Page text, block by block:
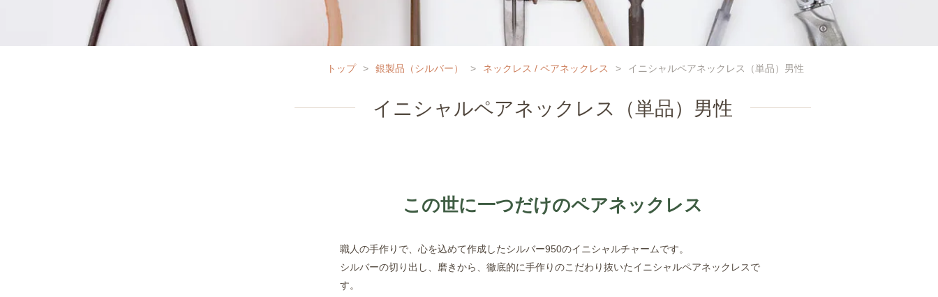
トップ > 銀製品（シルバー） > ネックレス / ペアネックレス > イニシャルペアネックレス（単品）男性
イニシャルペアネックレス（単品）男性
この世に一つだけのペアネックレス
職人の手作りで、心を込めて作成したシルバー950のイニシャルチャームです。
シルバーの切り出し、磨きから、徹底的に手作りのこだわり抜いたイニシャルペアネックレスで
す。